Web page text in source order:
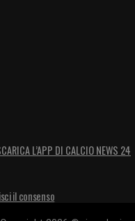
L’APP DI CALCIO NEWS 24
il consenso